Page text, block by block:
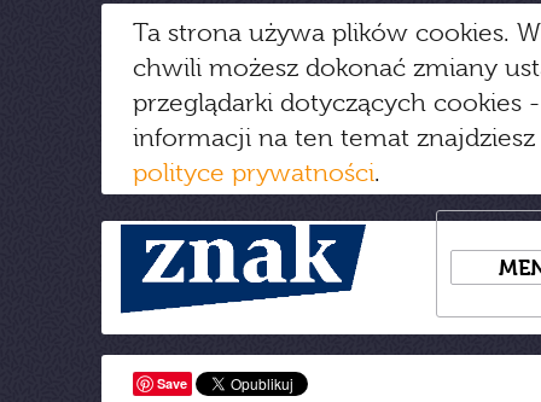
Ta strona używa plików cookies.
chwili możesz dokonać zmiany
przeglądarki dotyczących cookies
informacji na ten temat
polityce prywatności.
Save